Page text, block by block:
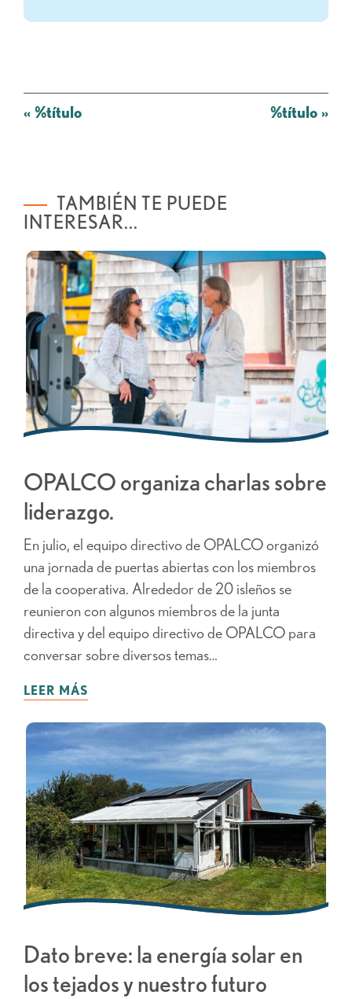
Mensaje
de
« %título %título »
TAMBIÉN TE PUEDE
INTERESAR...
OPALCO organiza charlas sobre
liderazgo.
En julio, el equipo directivo de OPALCO organizó
una jornada de puertas abiertas con los miembros
de la cooperativa. Alrededor de 20 isleños se
reunieron con algunos miembros de la junta
directiva y del equipo directivo de OPALCO para
conversar sobre diversos temas…
LEER MÁS
Dato breve: la energía solar en
los tejados y nuestro futuro